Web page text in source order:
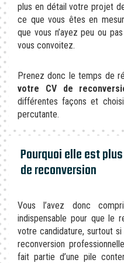
plus en détail votre projet
ce que vous êtes en
que vous n’ayez peu ou
vous convoitez.
Prenez donc le temps de
votre CV de
différentes façons et
percutante.
Pourquoi elle est
de reconversion
Vous l’avez donc
indispensable pour que le
votre candidature, surtout
reconversion
fait partie d’une pile